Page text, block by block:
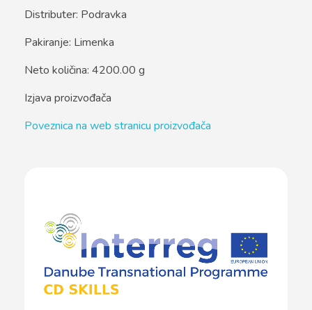
Distributer: Podravka
Pakiranje: Limenka
Neto količina: 4200.00 g
Izjava proizvođača
Poveznica na web stranicu proizvođača